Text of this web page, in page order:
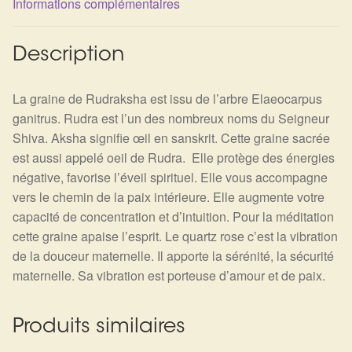
Détails du compte
Commandes
Panier
Description
La graine de Rudraksha est issu de l’arbre Elaeocarpus
ganitrus. Rudra est l’un des nombreux noms du Seigneur
Shiva. Aksha signifie œil en sanskrit. Cette graine sacrée
est aussi appelé oeil de Rudra. Elle protège des énergies
négative, favorise l’éveil spirituel. Elle vous accompagne
vers le chemin de la paix intérieure. Elle augmente votre
capacité de concentration et d’intuition. Pour la méditation
cette graine apaise l’esprit. Le quartz rose c’est la vibration
de la douceur maternelle. Il apporte la sérénité, la sécurité
maternelle. Sa vibration est porteuse d’amour et de paix.
Produits similaires